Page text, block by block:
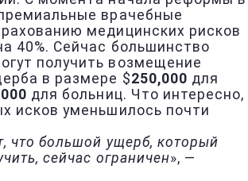
врачебные
медицинских рисков
40%. Сейчас большинство
получить возмещение
в размере $250,000 для
для больниц. Что интересно,
исков уменьшилось почти
что большой ущерб, который
сейчас ограничен», —